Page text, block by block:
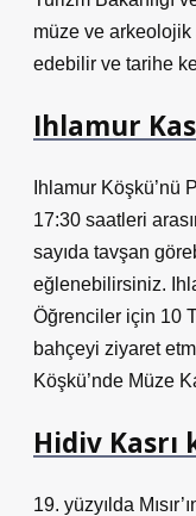
müze ve arkeolojik
edebilir ve tarihe
Ihlamur
Ihlamur Köşkü’nü
17:30 saatleri
sayıda tavşan
eğlenebilirsiniz.
Öğrenciler için 10
bahçeyi ziyaret
Köşkü’nde Müze
Hidiv Kasrı
19. yüzyılda